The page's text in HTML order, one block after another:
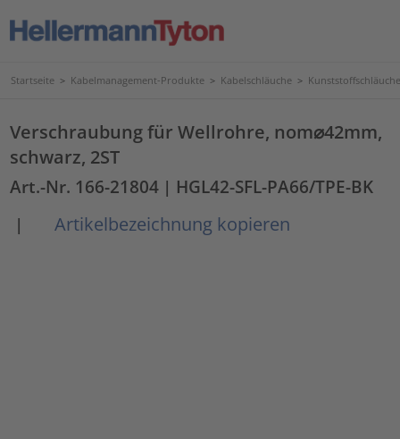
Startseite > Kabelmanagement-Produkte > Kabelschläuche >
Verschraubung für Wellrohre, nom⌀42mm,
schwarz, 2ST
Art.-Nr. 166-21804 | HGL42-SFL-PA66/TPE-BK
|
Artikelbezeichnung kopieren